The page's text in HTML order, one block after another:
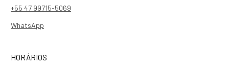
+55 47 99715-5069
WhatsApp
HORÁRIOS